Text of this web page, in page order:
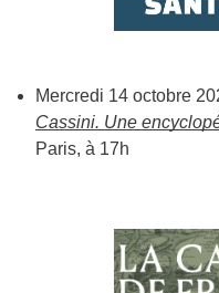
Mercredi 14 octobre
Cassini. Une
Paris, à 17h